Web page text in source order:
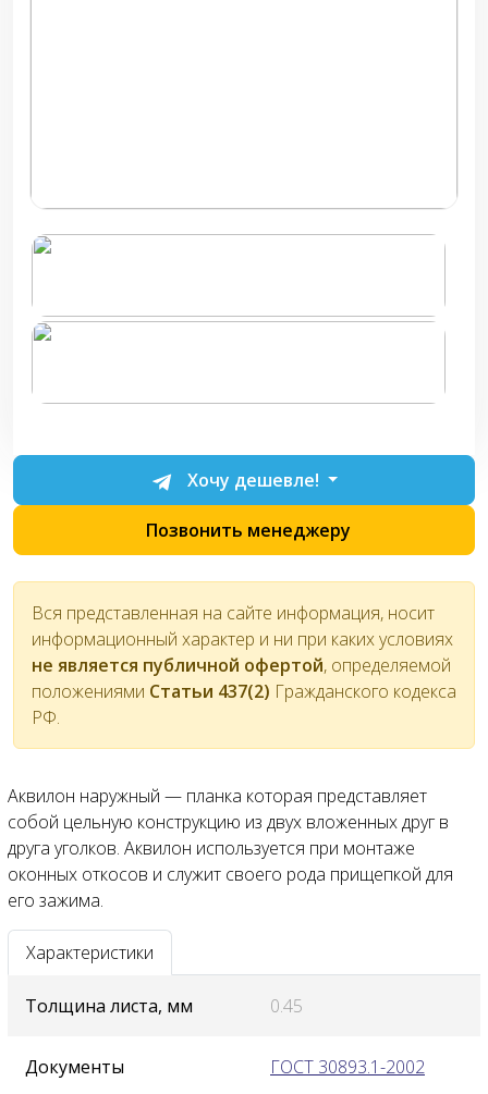
Хочу дешевле!
Позвонить менеджеру
Вся представленная на сайте информация, носит
информационный характер и ни при каких условиях
не является публичной офертой, определяемой
положениями Статьи 437(2) Гражданского кодекса
РФ.
Аквилон наружный — планка которая представляет
собой цельную конструкцию из двух вложенных друг в
друга уголков. Аквилон используется при монтаже
оконных откосов и служит своего рода прищепкой для
его зажима.
Характеристики
Толщина листа, мм 0.45
Документы ГОСТ 30893.1-2002